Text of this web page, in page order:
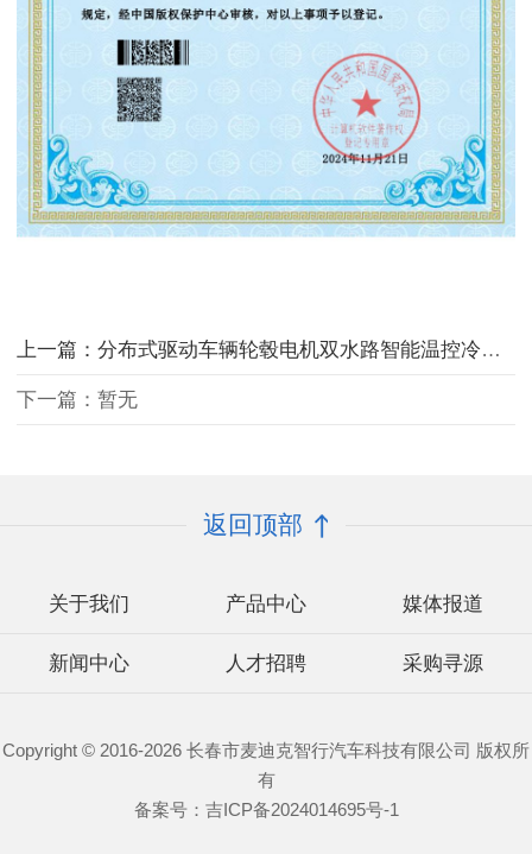
上一篇：分布式驱动车辆轮毂电机双水路智能温控冷却系统
下一篇：暂无
返回顶部
关于我们 产品中心 媒体报道
新闻中心 人才招聘 采购寻源
Copyright © 2016-2026 长春市麦迪克智行汽车科技有限公司 版权所
有
备案号： 吉ICP备2024014695号-1